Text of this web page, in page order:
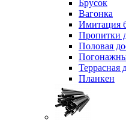
Брусок
Вагонка
Имитация
Пропитки
Половая
Террасная
Планкен